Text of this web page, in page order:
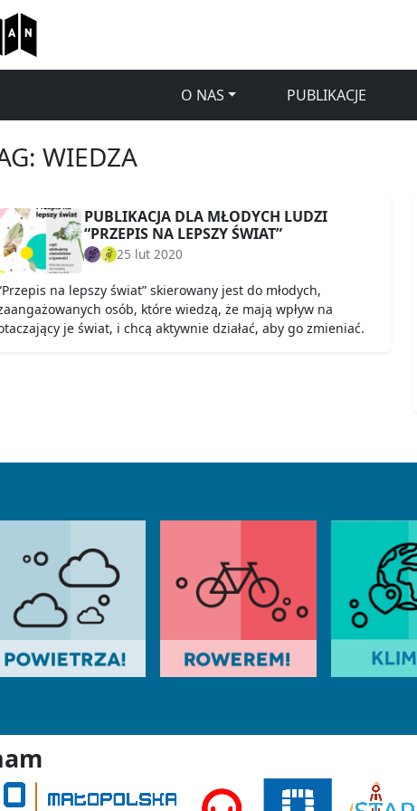
O NAS PUBLIKACJE
WIEDZA
PUBLIKACJA DLA MŁODYCH LUDZI
“PRZEPIS NA LEPSZY ŚWIAT”
25 lut 2020
na lepszy świat” skierowany jest do młodych,
osób, które wiedzą, że mają wpływ na
je świat, i chcą aktywnie działać, aby go zmieniać.